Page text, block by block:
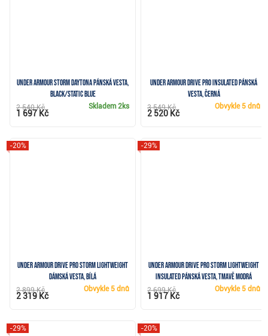
Under Armour Storm Daytona pánská vesta,
black/static blue
Skladem 2ks
2 540 Kč
1 697 Kč
Under Armour Drive Pro Insulated pánská
vesta, černá
Obvykle 5 dnů
3 549 Kč
2 520 Kč
Under Armour Drive Pro Storm Lightweight
dámská vesta, bílá
-20%
Obvykle 5 dnů
2 899 Kč
2 319 Kč
Under Armour Drive Pro Storm Lightweight
Insulated pánská vesta, tmavě modrá
-29%
Obvykle 5 dnů
2 699 Kč
1 917 Kč
-29% -20%